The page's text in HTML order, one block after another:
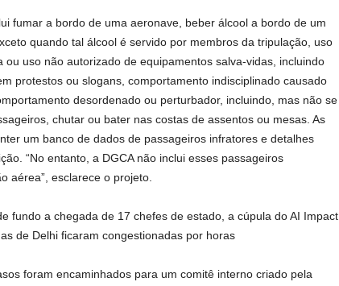
fumar a bordo de uma aeronave, beber álcool a bordo de um
quando tal álcool é servido por membros da tripulação, uso
ou uso não autorizado de equipamentos salva-vidas, incluindo
protestos ou slogans, comportamento indisciplinado causado
desordenado ou perturbador, incluindo, mas não se
chutar ou bater nas costas de assentos ou mesas. As
um banco de dados de passageiros infratores e detalhes
“No entanto, a DGCA não inclui esses passageiros
aérea”, esclarece o projeto.
fundo a chegada de 17 chefes de estado, a cúpula do AI Impact
de Delhi ficaram congestionadas por horas
foram encaminhados para um comitê interno criado pela